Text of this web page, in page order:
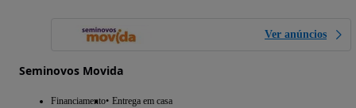
Ver anúncios
Seminovos Movida
Financiamento Entrega em casa